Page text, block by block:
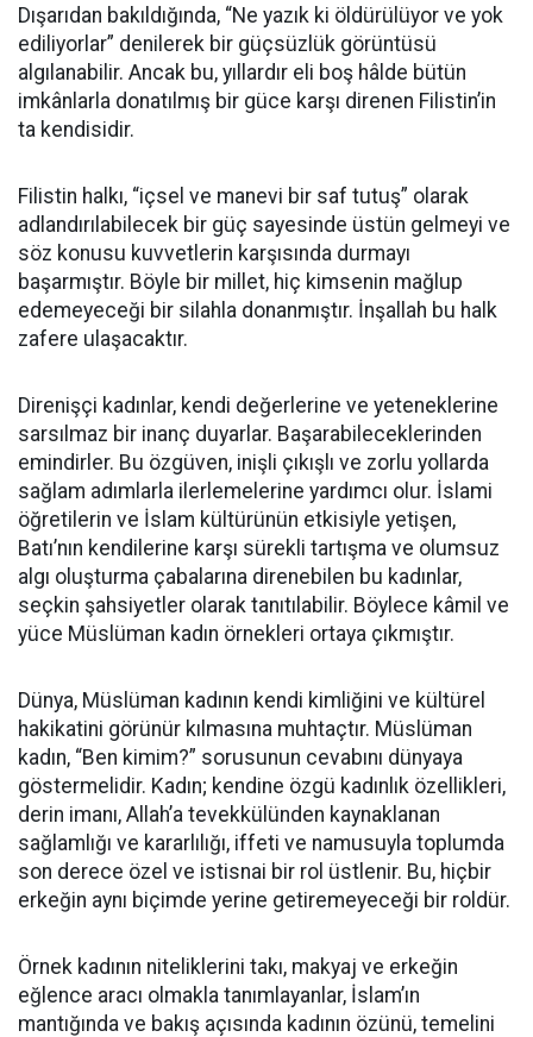
Dışarıdan bakıldığında, “Ne yazık ki öldürülüyor ve yok
ediliyorlar” denilerek bir güçsüzlük görüntüsü
algılanabilir. Ancak bu, yıllardır eli boş hâlde bütün
imkânlarla donatılmış bir güce karşı direnen Filistin’in
ta kendisidir.
Filistin halkı, “içsel ve manevi bir saf tutuş” olarak
adlandırılabilecek bir güç sayesinde üstün gelmeyi ve
söz konusu kuvvetlerin karşısında durmayı
başarmıştır. Böyle bir millet, hiç kimsenin mağlup
edemeyeceği bir silahla donanmıştır. İnşallah bu halk
zafere ulaşacaktır.
Direnişçi kadınlar, kendi değerlerine ve yeteneklerine
sarsılmaz bir inanç duyarlar. Başarabileceklerinden
emindirler. Bu özgüven, inişli çıkışlı ve zorlu yollarda
sağlam adımlarla ilerlemelerine yardımcı olur. İslami
öğretilerin ve İslam kültürünün etkisiyle yetişen,
Batı’nın kendilerine karşı sürekli tartışma ve olumsuz
algı oluşturma çabalarına direnebilen bu kadınlar,
seçkin şahsiyetler olarak tanıtılabilir. Böylece kâmil ve
yüce Müslüman kadın örnekleri ortaya çıkmıştır.
Dünya, Müslüman kadının kendi kimliğini ve kültürel
hakikatini görünür kılmasına muhtaçtır. Müslüman
kadın, “Ben kimim?” sorusunun cevabını dünyaya
göstermelidir. Kadın; kendine özgü kadınlık özellikleri,
derin imanı, Allah’a tevekkülünden kaynaklanan
sağlamlığı ve kararlılığı, iffeti ve namusuyla toplumda
son derece özel ve istisnai bir rol üstlenir. Bu, hiçbir
erkeğin aynı biçimde yerine getiremeyeceği bir roldür.
Örnek kadının niteliklerini takı, makyaj ve erkeğin
eğlence aracı olmakla tanımlayanlar, İslam’ın
mantığında ve bakış açısında kadının özünü, temelini